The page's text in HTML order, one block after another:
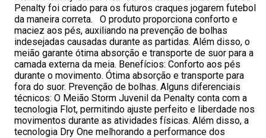
Penalty foi criado para os futuros craques jogarem futebol
da maneira correta. O produto proporciona conforto e
maciez aos pés, auxiliando na prevenção de bolhas
indesejadas causadas durante as partidas. Além disso, o
meião garante ótima absorção e transporte de suor para a
camada externa da meia. Benefícios: Conforto aos pés
durante o movimento. Ótima absorção e transporte para
fora do suor. Prevenção de bolhas. Alguns diferenciais
técnicos: O Meião Storm Juvenil da Penalty conta com a
tecnologia Flot, permitindo ajuste perfeito e liberdade nos
movimentos durante as atividades físicas. Além disso, a
tecnologia Dry One melhorando a performance dos